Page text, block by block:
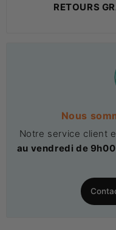
RETOURS
Nous
Notre service client
au vendredi de 9h00